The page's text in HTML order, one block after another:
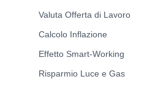
Valuta Offerta di Lavoro
Calcolo Inflazione
Effetto Smart-Working
Risparmio Luce e Gas